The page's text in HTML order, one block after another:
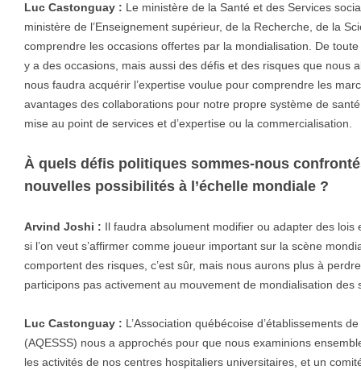
Luc Castonguay : Le ministère de la Santé et des Services
ministère de l’Enseignement supérieur, de la Recherche, de la
comprendre les occasions offertes par la mondialisation. De
y a des occasions, mais aussi des défis et des risques que nous
nous faudra acquérir l’expertise voulue pour comprendre les
avantages des collaborations pour notre propre système de
mise au point de services et d’expertise ou la commercialisation.
À quels défis politiques sommes-nous
nouvelles possibilités à l’échelle mondiale ?
Arvind Joshi : Il faudra absolument modifier ou adapter des
si l’on veut s’affirmer comme joueur important sur la scène
comportent des risques, c’est sûr, mais nous aurons plus à
participons pas activement au mouvement de mondialisation des
Luc Castonguay : L’Association québécoise d’établissements
(AQESSS) nous a approchés pour que nous examinions
les activités de nos centres hospitaliers universitaires, et un